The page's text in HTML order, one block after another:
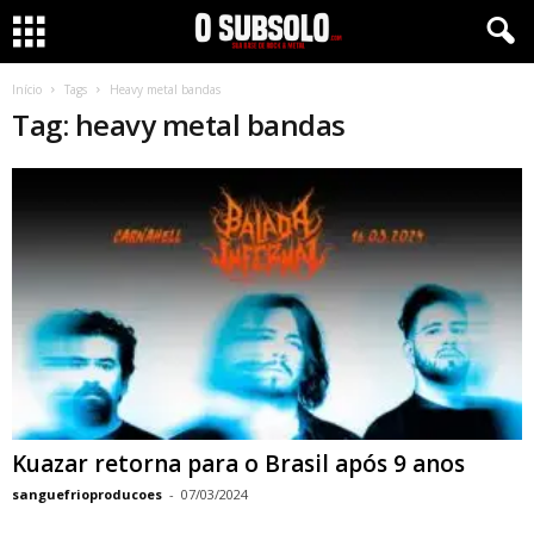
Início Tags Heavy metal bandas
Tag: heavy metal bandas
Kuazar retorna para o Brasil após 9 anos
sanguefrioproducoes - 07/03/2024